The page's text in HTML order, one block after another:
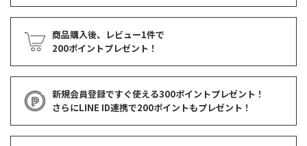
商品購入後、レビュー1件で
200ポイントプレゼント！
新規会員登録ですぐ使える300ポイントプレゼント！
さらにLINE ID連携で200ポイントもプレゼント！